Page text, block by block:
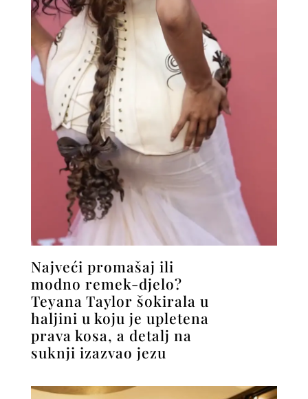
Najveći promašaj ili
modno remek-djelo?
Teyana Taylor šokirala u
haljini u koju je upletena
prava kosa, a detalj na
suknji izazvao jezu